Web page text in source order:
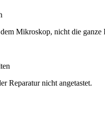
Mikroskop, nicht die ganze
Reparatur nicht angetastet.